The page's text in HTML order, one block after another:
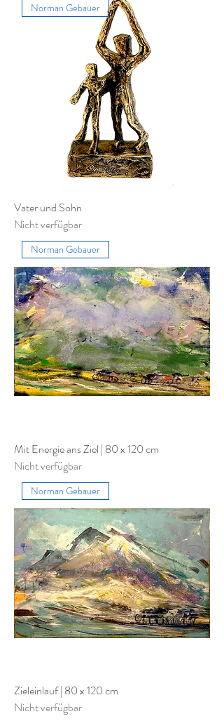
Norman Gebauer
Vater und Sohn
Nicht verfügbar
Norman Gebauer
Mit Energie ans Ziel | 80 x 120 cm
Nicht verfügbar
Norman Gebauer
Zieleinlauf | 80 x 120 cm
Nicht verfügbar